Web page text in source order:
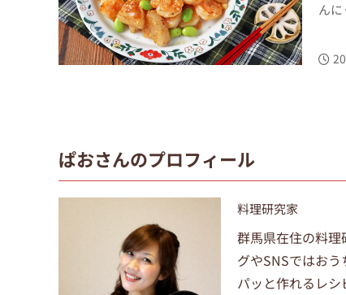
ん
ぱおさんのプロフィール
料理研究家
群馬県在住の料
グやSNSではお
パッと作れるレ